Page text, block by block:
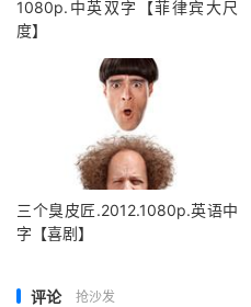
1080p.中英双字【菲律宾大尺
度】
三个臭皮匠.2012.1080p.英语中
字【喜剧】
评论 抢沙发